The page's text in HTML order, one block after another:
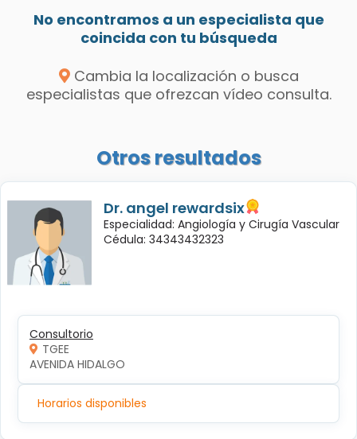
No encontramos a un especialista que
coincida con tu búsqueda
Cambia la localización o busca
especialistas que ofrezcan vídeo consulta.
Otros resultados
Dr. angel rewardsix
Especialidad: Angiología y Cirugía Vascular
Cédula: 34343432323
Consultorio
TGEE
AVENIDA HIDALGO
Horarios disponibles